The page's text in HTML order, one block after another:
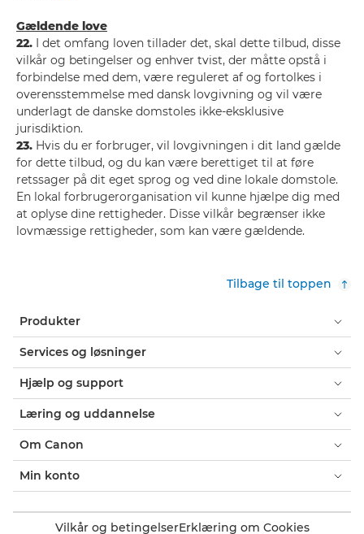
Gældende love
22. I det omfang loven tillader det, skal dette tilbud, disse
vilkår og betingelser og enhver tvist, der måtte opstå i
forbindelse med dem, være reguleret af og fortolkes i
overensstemmelse med dansk lovgivning og vil være
underlagt de danske domstoles ikke-eksklusive
jurisdiktion.
23. Hvis du er forbruger, vil lovgivningen i dit land gælde
for dette tilbud, og du kan være berettiget til at føre
retssager på dit eget sprog og ved dine lokale domstole.
En lokal forbrugerorganisation vil kunne hjælpe dig med
at oplyse dine rettigheder. Disse vilkår begrænser ikke
lovmæssige rettigheder, som kan være gældende.
Tilbage til toppen
Produkter
Services og løsninger
Hjælp og support
Læring og uddannelse
Om Canon
Min konto
Vilkår og betingelserErklæring om Cookies